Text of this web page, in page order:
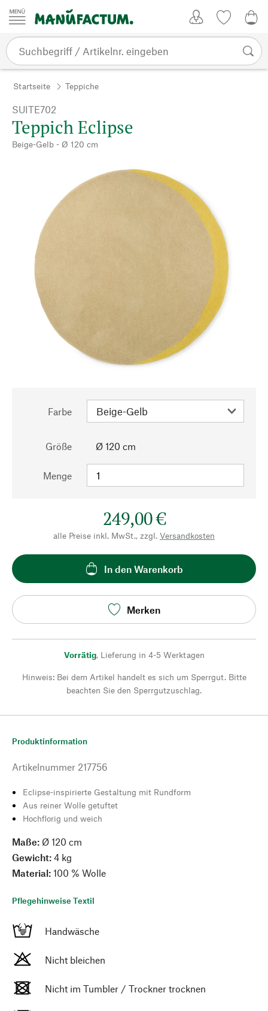
Zum Inhalt springen
Startseite Teppiche
SUITE702
Teppich Eclipse
Beige-Gelb - Ø 120 cm
Farbe
Größe Ø 120 cm
Menge
249,00 €
alle Preise inkl. MwSt., zzgl. Versandkosten
In den Warenkorb
Merken
Vorrätig, Lieferung in 4-5 Werktagen
Hinweis: Bei dem Artikel handelt es sich um Sperrgut. Bitte
beachten Sie den Sperrgutzuschlag.
Produktinformation
Artikelnummer 217756
Eclipse-inspirierte Gestaltung mit Rundform
Aus reiner Wolle getuftet
Hochflorig und weich
Maße: Ø 120 cm
Gewicht: 4 kg
Material: 100 % Wolle
Pflegehinweise Textil
Handwäsche
Nicht bleichen
Nicht im Tumbler / Trockner trocknen